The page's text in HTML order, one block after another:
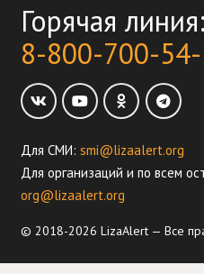
Горячая линия:
8-800-700-
Для СМИ: smi@lizaalert.org
Для организаций и по всем
org@lizaalert.org
© 2018-2026 LizaAlert — Все